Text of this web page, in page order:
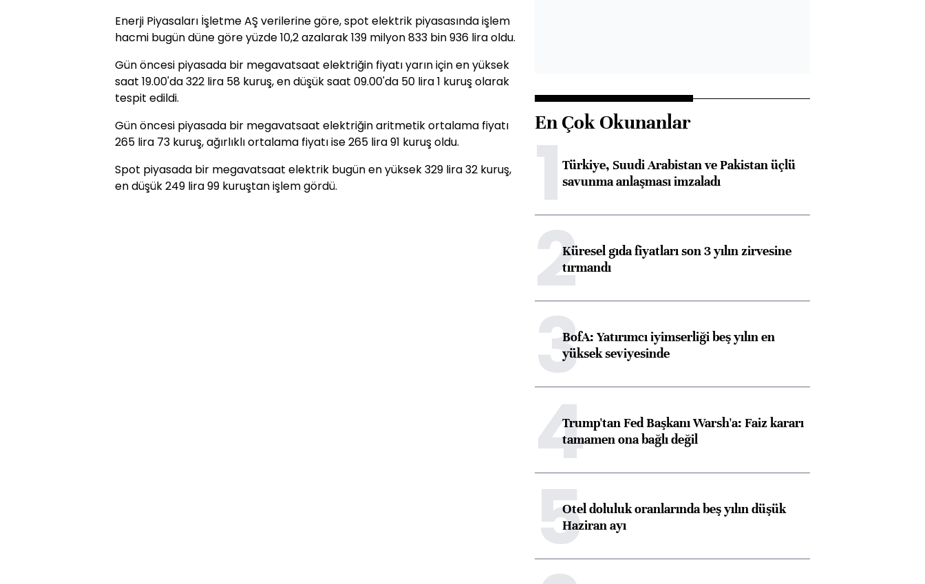
Enerji Piyasaları İşletme AŞ verilerine göre, spot elektrik piyasasında işlem
hacmi bugün düne göre yüzde 10,2 azalarak 139 milyon 833 bin 936 lira oldu.
Gün öncesi piyasada bir megavatsaat elektriğin fiyatı yarın için en yüksek
saat 19.00'da 322 lira 58 kuruş, en düşük saat 09.00'da 50 lira 1 kuruş olarak
tespit edildi.
Gün öncesi piyasada bir megavatsaat elektriğin aritmetik ortalama fiyatı
265 lira 73 kuruş, ağırlıklı ortalama fiyatı ise 265 lira 91 kuruş oldu.
Spot piyasada bir megavatsaat elektrik bugün en yüksek 329 lira 32 kuruş,
en düşük 249 lira 99 kuruştan işlem gördü.
En Çok Okunanlar
1Türkiye, Suudi Arabistan ve Pakistan üçlü
savunma anlaşması imzaladı
2Küresel gıda fiyatları son 3 yılın zirvesine
tırmandı
3BofA: Yatırımcı iyimserliği beş yılın en
yüksek seviyesinde
4Trump'tan Fed Başkanı Warsh'a: Faiz kararı
tamamen ona bağlı değil
5Otel doluluk oranlarında beş yılın düşük
Haziran ayı